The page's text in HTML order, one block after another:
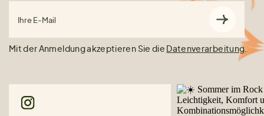
Ihre E-Mail
Mit der Anmeldung akzeptieren Sie die Datenverarbeitung.